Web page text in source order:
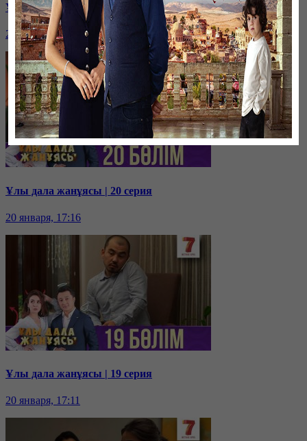
Ұлы дала жанұясы | 21 серия
20 января, 17:18
Ұлы дала жанұясы | 20 серия
20 января, 17:16
Ұлы дала жанұясы | 19 серия
20 января, 17:11